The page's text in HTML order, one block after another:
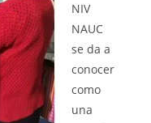
NIV
NAUC
se da a
conocer
como
una